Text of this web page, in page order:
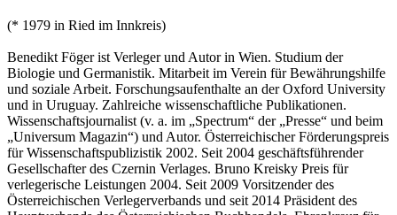
(* 1979 in Ried im Innkreis)
Benedikt Föger ist Verleger und Autor in Wien. Studium der
Biologie und Germanistik. Mitarbeit im Verein für Bewährungshilfe
und soziale Arbeit. Forschungsaufenthalte an der Oxford University
und in Uruguay. Zahlreiche wissenschaftliche Publikationen.
Wissenschaftsjournalist (v. a. im „Spectrum“ der „Presse“ und beim
„Universum Magazin“) und Autor. Österreichischer Förderungspreis
für Wissenschaftspublizistik 2002. Seit 2004 geschäftsführender
Gesellschafter des Czernin Verlages. Bruno Kreisky Preis für
verlegerische Leistungen 2004. Seit 2009 Vorsitzender des
Österreichischen Verlegerverbands und seit 2014 Präsident des